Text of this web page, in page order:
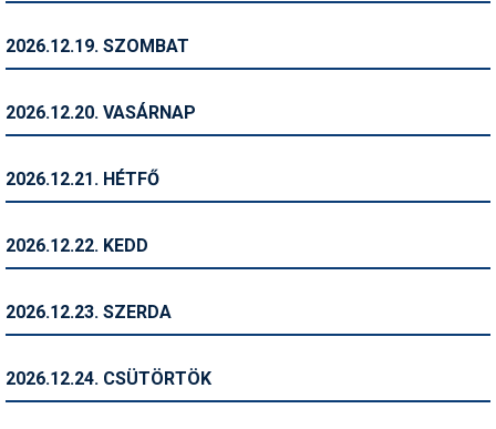
Snowboard
Szakértők
Telemark
2026.12.19. SZOMBAT
2026.12.20. VASÁRNAP
2026.12.21. HÉTFŐ
2026.12.22. KEDD
2026.12.23. SZERDA
2026.12.24. CSÜTÖRTÖK